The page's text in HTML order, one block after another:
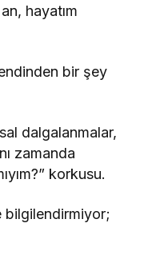
hayatım
bir şey
dalgalanmalar,
zamanda
korkusu.
bilgilendirmiyor;